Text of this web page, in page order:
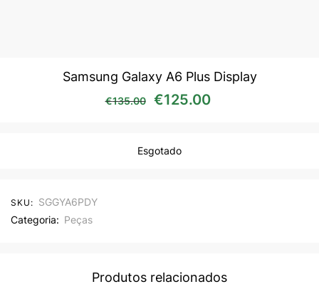
Samsung Galaxy A6 Plus Display
€135.00 O preço original era:
€125.00
Esgotado
SKU: SGGYA6PDY
Categoria: Peças
Produtos relacionados